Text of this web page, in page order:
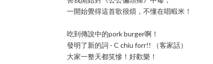
一開始覺得這首歌很煩，不懂在唱蝦米！
吃到傳說中的pork burger啊！
發明了新的詞 - C chiu forr!! （客家話）
大家一整天都笑慘！好歡樂！